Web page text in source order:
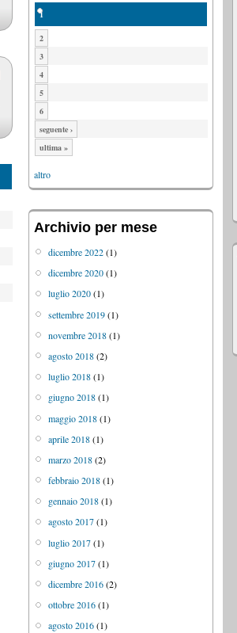
1
2
3
4
5
6
seguente ›
ultima »
altro
Archivio per mese
dicembre 2022(1)
dicembre 2020(1)
luglio 2020(1)
settembre 2019(1)
novembre 2018(1)
agosto 2018(2)
luglio 2018(1)
giugno 2018(1)
maggio 2018(1)
aprile 2018(1)
marzo 2018(2)
febbraio 2018(1)
gennaio 2018(1)
agosto 2017(1)
luglio 2017(1)
giugno 2017(1)
dicembre 2016(2)
ottobre 2016(1)
agosto 2016(1)